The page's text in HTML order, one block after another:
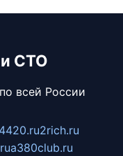
и СТО
всей России
2rich.ru
a380club.ru